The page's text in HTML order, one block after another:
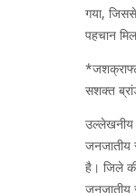
गया,
पहचान
सशक्त
उल्लेखनीय
जनजातीय
है। जिले
जनजातीय